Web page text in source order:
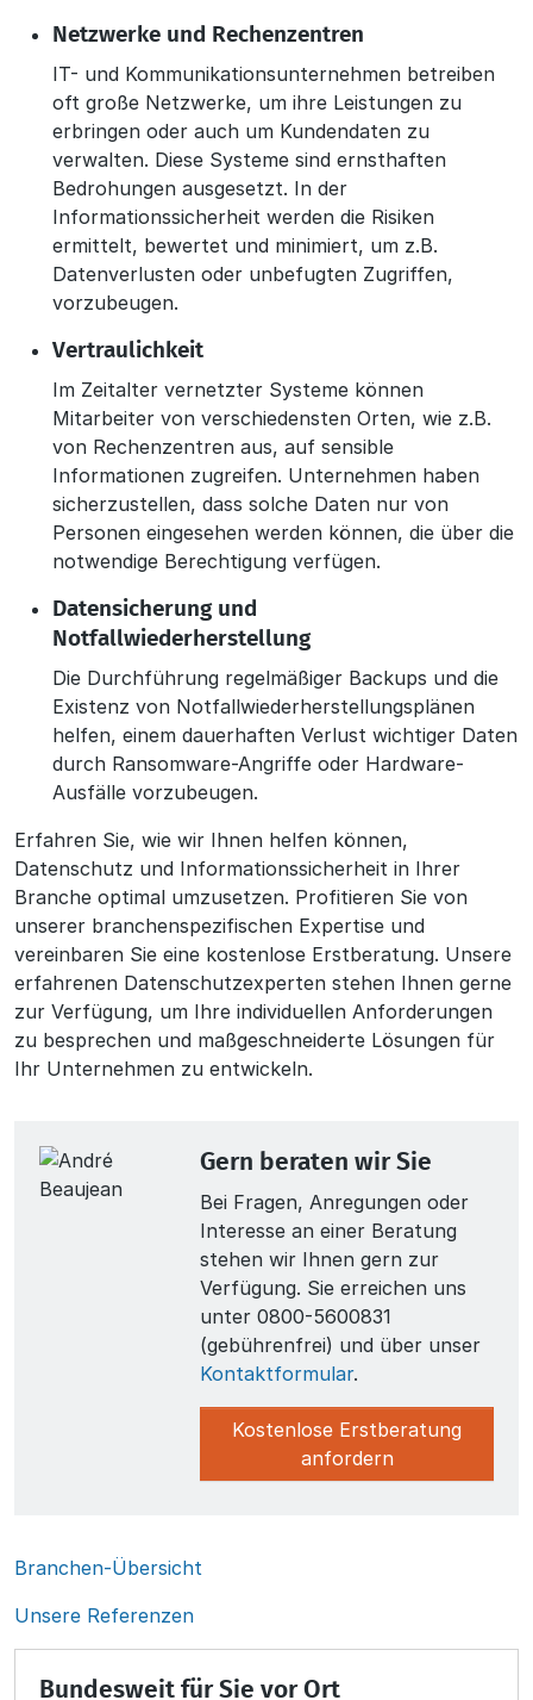
Netzwerke und Rechenzentren
IT- und Kommunikationsunternehmen betreiben
oft große Netzwerke, um ihre Leistungen zu
erbringen oder auch um Kundendaten zu
verwalten. Diese Systeme sind ernsthaften
Bedrohungen ausgesetzt. In der
Informationssicherheit werden die Risiken
ermittelt, bewertet und minimiert, um z.B.
Datenverlusten oder unbefugten Zugriffen,
vorzubeugen.
Vertraulichkeit
Im Zeitalter vernetzter Systeme können
Mitarbeiter von verschiedensten Orten, wie z.B.
von Rechenzentren aus, auf sensible
Informationen zugreifen. Unternehmen haben
sicherzustellen, dass solche Daten nur von
Personen eingesehen werden können, die über die
notwendige Berechtigung verfügen.
Datensicherung und
Notfallwiederherstellung
Die Durchführung regelmäßiger Backups und die
Existenz von Notfallwiederherstellungsplänen
helfen, einem dauerhaften Verlust wichtiger Daten
durch Ransomware-Angriffe oder Hardware-
Ausfälle vorzubeugen.
Erfahren Sie, wie wir Ihnen helfen können,
Datenschutz und Informationssicherheit in Ihrer
Branche optimal umzusetzen. Profitieren Sie von
unserer branchenspezifischen Expertise und
vereinbaren Sie eine kostenlose Erstberatung. Unsere
erfahrenen Datenschutzexperten stehen Ihnen gerne
zur Verfügung, um Ihre individuellen Anforderungen
zu besprechen und maßgeschneiderte Lösungen für
Ihr Unternehmen zu entwickeln.
Gern beraten wir Sie
Bei Fragen, Anregungen oder
Interesse an einer Beratung
stehen wir Ihnen gern zur
Verfügung. Sie erreichen uns
unter 0800-5600831
(gebührenfrei) und über unser
Kontaktformular.
Kostenlose Erstberatung
anfordern
Branchen-Übersicht
Unsere Referenzen
Bundesweit für Sie vor Ort